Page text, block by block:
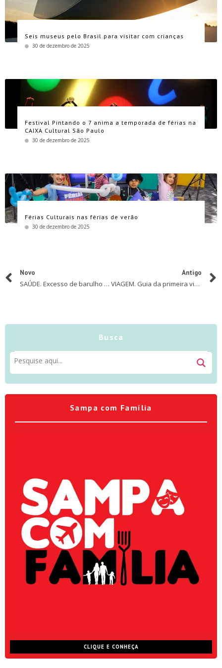
Seis museus pelo Brasil para visitar com crianças
30 de dezembro de 2025
Festival Pintando o 7 anima a temporada de férias na
CAIXA Cultural São Paulo
30 de dezembro de 2025
Férias Culturais nas férias de verão
30 de dezembro de 2025
Novo
SAÚDE. Excesso de barulho pode causar TRAUMA ACÚSTICO nos bebês e nas crianças
Antigo
VIAGEM. Guia da primeira viagem internacional
Busca
Sampa com Família
CLIQUE E CONHEÇA